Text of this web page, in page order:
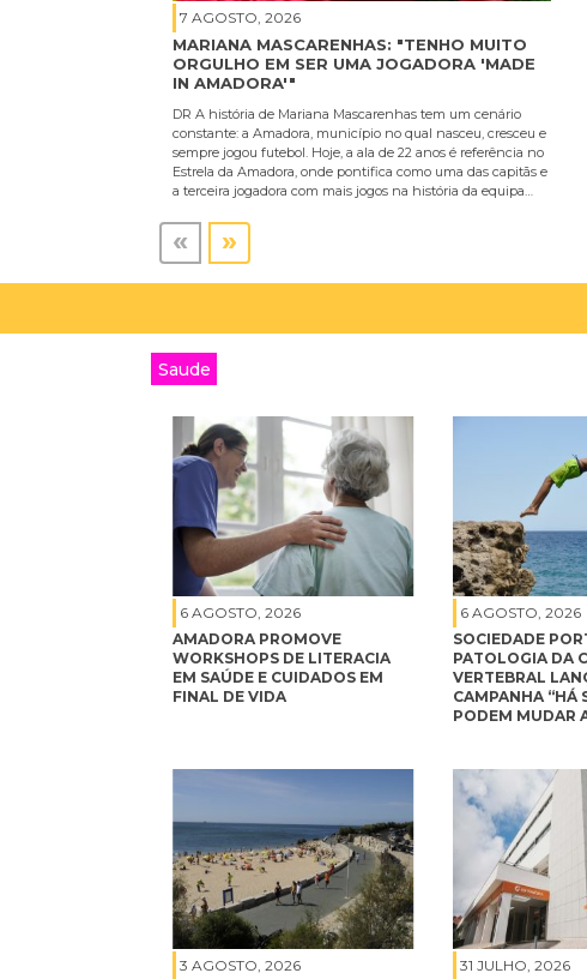
7 AGOSTO, 2026
MARIANA MASCARENHAS: "TENHO MUITO
ORGULHO EM SER UMA JOGADORA 'MADE
IN AMADORA'"
DR A história de Mariana Mascarenhas tem um cenário
constante: a Amadora, município no qual nasceu, cresceu e
sempre jogou futebol. Hoje, a ala de 22 anos é referência no
Estrela da Amadora, onde pontifica como uma das capitãs e
a terceira jogadora com mais jogos na história da equipa…
« »
Saude
6 AGOSTO, 2026
AMADORA PROMOVE
WORKSHOPS DE LITERACIA
EM SAÚDE E CUIDADOS EM
FINAL DE VIDA
6 AGOSTO, 2026
SOCIEDADE
PATOLOGIA DA
VERTEBRAL
CAMPANHA “HÁ
PODEM MUDAR
3 AGOSTO, 2026 31 JULHO, 2026